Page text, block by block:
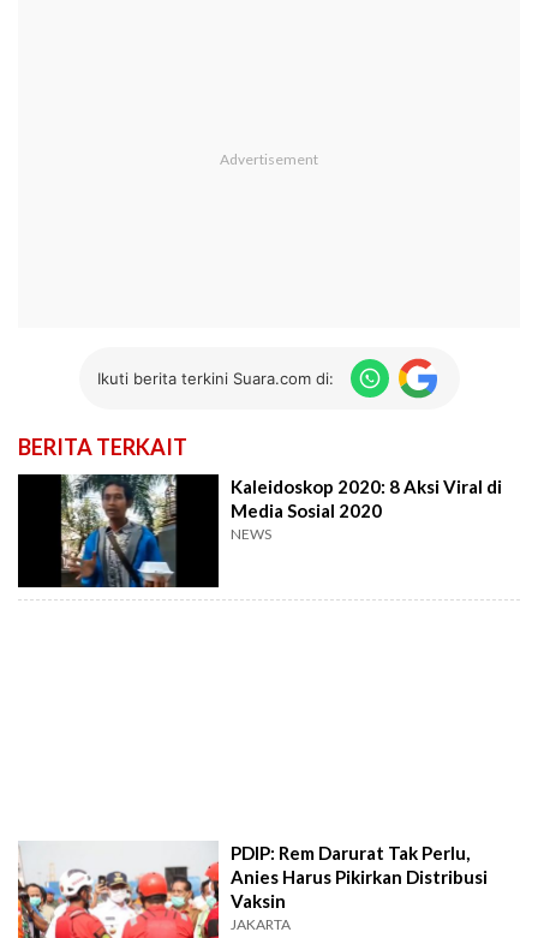
Ikuti berita terkini Suara.com di:
BERITA TERKAIT
Kaleidoskop 2020: 8 Aksi Viral di
Media Sosial 2020
NEWS
PDIP: Rem Darurat Tak Perlu,
Anies Harus Pikirkan Distribusi
Vaksin
JAKARTA